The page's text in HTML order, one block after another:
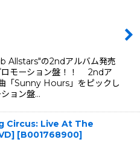
Allstars"の2ndアルバム発売
ロモーション盤！！ 2ndア
「Sunny Hours」をピックし
ョン盤…
Circus: Live At The
[B001768900]